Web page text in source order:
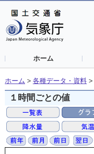
ホーム
ホーム > 各種データ・資料 >
１時間ごとの値